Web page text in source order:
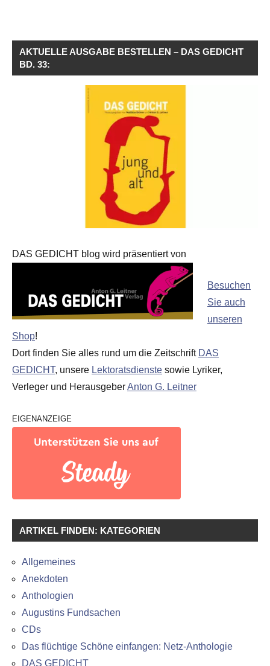
AKTUELLE AUSGABE BESTELLEN – DAS GEDICHT
BD. 33:
DAS GEDICHT blog wird präsentiert von
Besuchen
Sie auch
unseren
Shop!
Dort finden Sie alles rund um die Zeitschrift DAS
GEDICHT, unsere Lektoratsdienste sowie Lyriker,
Verleger und HerausgeberAnton G. Leitner
EIGENANZEIGE
ARTIKEL FINDEN: KATEGORIEN
Allgemeines
Anekdoten
Anthologien
Augustins Fundsachen
CDs
Das flüchtige Schöne einfangen: Netz-Anthologie
DAS GEDICHT